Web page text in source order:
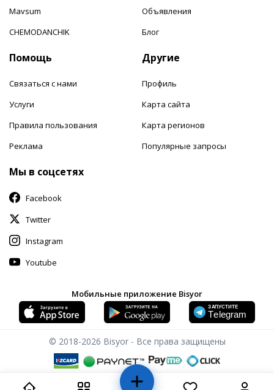
Mavsum
CHEMODANCHIK
Объявления
Блог
Помощь
Связаться с нами
Услуги
Правила пользования
Реклама
Другие
Профиль
Карта сайта
Карта регионов
Популярные запросы
Мы в соцсетях
Facebook
Twitter
Instagram
Youtube
Мобильные приложение Bisyor
© 2018-2026 Bisyor - Все права защищены